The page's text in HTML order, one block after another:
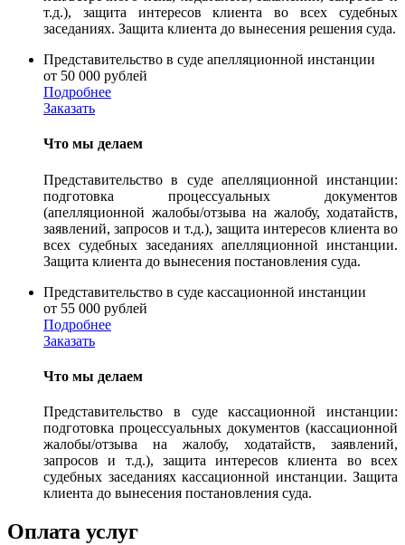
т.д.), защита интересов клиента во всех судебных
заседаниях. Защита клиента до вынесения решения суда.
Представительство в суде апелляционной инстанции
от 50 000 рублей
Подробнее
Заказать
Что мы делаем
Представительство в суде апелляционной инстанции:
подготовка процессуальных документов
(апелляционной жалобы/отзыва на жалобу, ходатайств,
заявлений, запросов и т.д.), защита интересов клиента во
всех судебных заседаниях апелляционной инстанции.
Защита клиента до вынесения постановления суда.
Представительство в суде кассационной инстанции
от 55 000 рублей
Подробнее
Заказать
Что мы делаем
Представительство в суде кассационной инстанции:
подготовка процессуальных документов (кассационной
жалобы/отзыва на жалобу, ходатайств, заявлений,
запросов и т.д.), защита интересов клиента во всех
судебных заседаниях кассационной инстанции. Защита
клиента до вынесения постановления суда.
Оплата услуг